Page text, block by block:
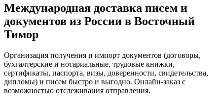
Международная доставка писем и
документов из России в Восточный
Тимор
Организация получения и импорт документов (договоры,
бухгалтерские и нотариальные, трудовые книжки,
сертификаты, паспорта, визы, доверенности, свидетельства,
дипломы) и писем быстро и выгодно. Онлайн-заказ с
возможностью отслеживания отправления.